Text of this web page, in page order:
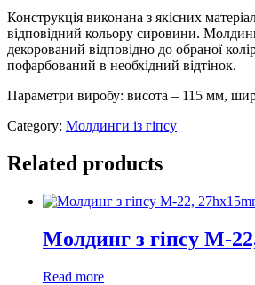
Конструкція виконана з якісних
відповідний кольору сировини.
декорований відповідно до обраної
пофарбований в необхідний відтінок.
Параметри виробу: висота – 115 мм,
Category: Молдинги із гіпсу
Related products
Молдинг з гіпсу М-
Read more